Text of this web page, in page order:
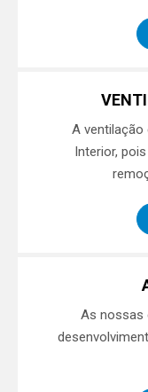
A ventilação
Interior,
As nossas